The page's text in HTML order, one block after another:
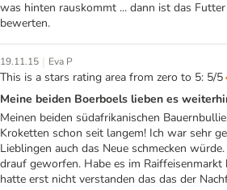
was hinten rauskommt ... dann ist das
bewerten.
19.11.15 | Eva P
This is a stars rating area from zero to 5: 5/5
Meine beiden Boerboels lieben es
Meinen beiden südafrikanischen
Kroketten schon seit langem! Ich war sehr
Lieblingen auch das Neue schmecken
drauf geworfen. Habe es im
hatte erst nicht verstanden das das der